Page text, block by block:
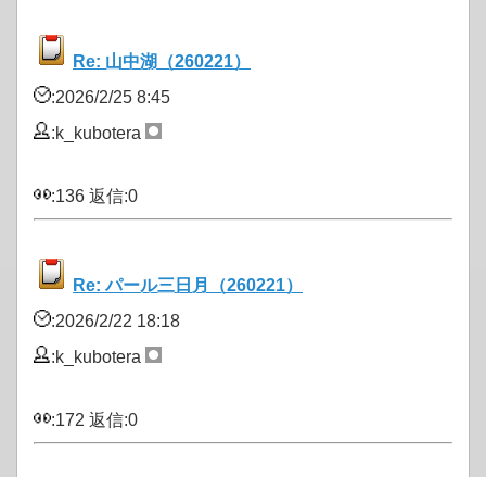
Re: 山中湖（260221）
:2026/2/25 8:45
:k_kubotera
:136 返信:0
Re: パール三日月（260221）
:2026/2/22 18:18
:k_kubotera
:172 返信:0